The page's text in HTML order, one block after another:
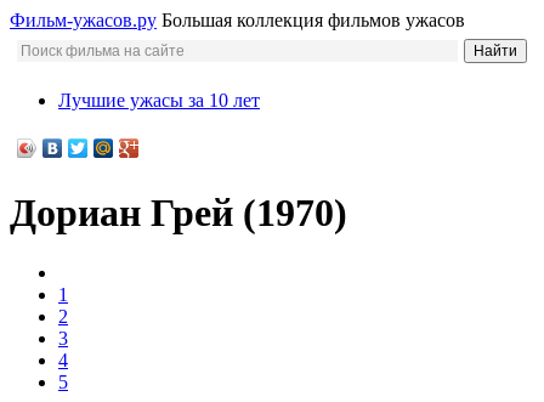
Фильм-ужасов.ру Большая коллекция фильмов ужасов
Лучшие ужасы за 10 лет
Дориан Грей (1970)
1
2
3
4
5